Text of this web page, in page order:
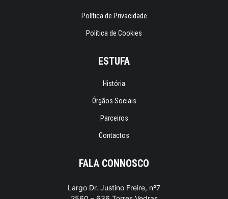
Política de Privacidade
Politica de Cookies
ESTUFA
História
Órgãos Sociais
Parceiros
Contactos
FALA CONNOSCO
Largo Dr. Justino Freire, nº7